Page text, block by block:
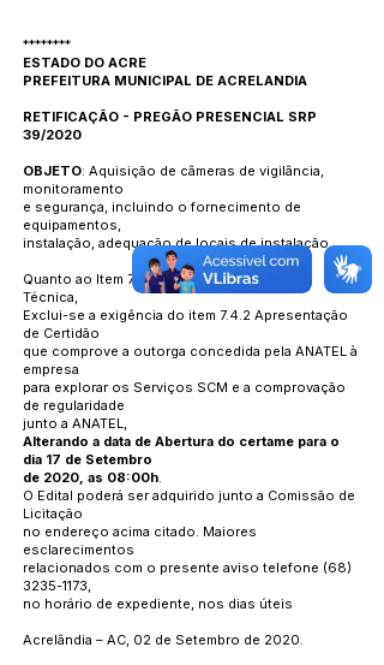
********
ESTADO DO ACRE
PREFEITURA MUNICIPAL DE ACRELANDIA
RETIFICAÇÃO - PREGÃO PRESENCIAL SRP
39/2020
OBJETO: Aquisição de câmeras de vigilância,
monitoramento
e segurança, incluindo o fornecimento de
equipamentos,
instalação, adequação de locais de instalação.
Quanto ao Item 7.4 do Edital - Qualificação
Técnica,
Exclui-se a exigência do item 7.4.2 Apresentação
de Certidão
que comprove a outorga concedida pela ANATEL à
empresa
para explorar os Serviços SCM e a comprovação
de regularidade
junto a ANATEL,
Alterando a data de Abertura do certame para o
dia 17 de Setembro
de 2020, as 08:00h.
O Edital poderá ser adquirido junto a Comissão de
Licitação
no endereço acima citado. Maiores
esclarecimentos
relacionados com o presente aviso telefone (68)
3235-1173,
no horário de expediente, nos dias úteis
Acrelândia – AC, 02 de Setembro de 2020.